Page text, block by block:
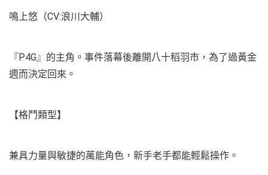
鳴上悠（CV:浪川大輔）
『P4G』的主角。事件落幕後離開八十稻羽市，為了過黃金
週而決定回來。
【格鬥類型】
兼具力量與敏捷的萬能角色，新手老手都能輕鬆操作。